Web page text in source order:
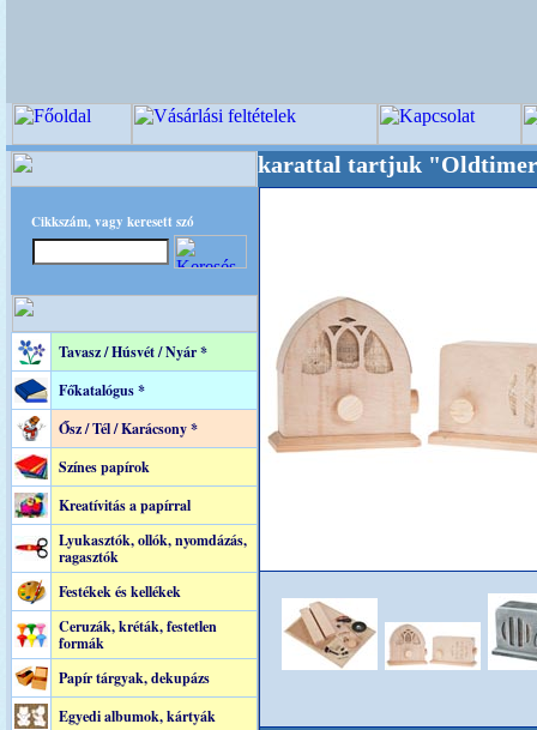
Cikkszám, vagy keresett szó
Tavasz / Húsvét / Nyár *
Főkatalógus *
Ősz / Tél / Karácsony *
Színes papírok
Kreatívitás a papírral
Lyukasztók, ollók, nyomdázás,
ragasztók
Festékek és kellékek
Ceruzák, kréták, festetlen
formák
Papír tárgyak, dekupázs
Egyedi albumok, kártyák
Oldalunkat akarattal tartjuk "Oldtimer/